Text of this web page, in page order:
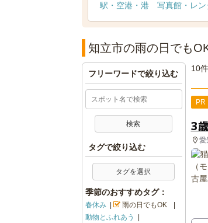
駅・空港・港
写真館・レン
知立市の雨の日でも
10
PR
3
愛
フリーワードで絞り込む
タグで絞り込む
タグを選択
季節のおすすめタグ：
春休み
雨の日でもOK
動物とふれあう